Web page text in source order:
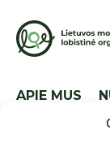
APIE MUS